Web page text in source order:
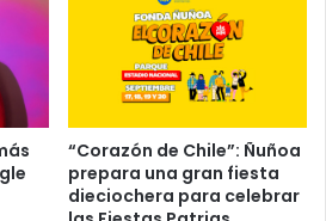
“Corazón de Chile”: Ñuñoa
prepara una gran fiesta
dieciochera para celebrar